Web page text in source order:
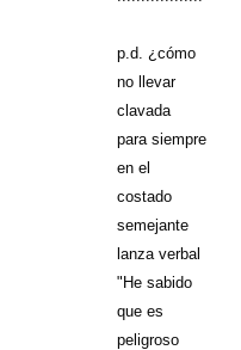
p.d. ¿cómo
no llevar
clavada
para siempre
en el
costado
semejante
lanza verbal
"He sabido
que es
peligroso